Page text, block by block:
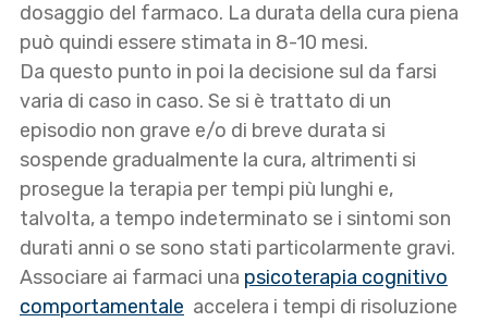
dosaggio del farmaco. La durata della cura piena
può quindi essere stimata in 8-10 mesi.
Da questo punto in poi la decisione sul da farsi
varia di caso in caso. Se si è trattato di un
episodio non grave e/o di breve durata si
sospende gradualmente la cura, altrimenti si
prosegue la terapia per tempi più lunghi e,
talvolta, a tempo indeterminato se i sintomi son
durati anni o se sono stati particolarmente gravi.
Associare ai farmaci una psicoterapia cognitivo
comportamentale accelera i tempi di risoluzione